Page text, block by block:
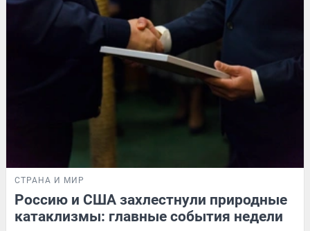
СТРАНА И МИР
Россию и США захлестнули природные
катаклизмы: главные события недели